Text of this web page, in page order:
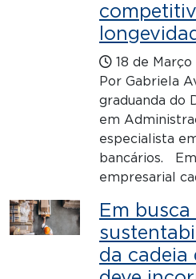
18 de
Por Gabriela
graduanda do
em
especialista
bancários.
empresarial
Em busca
da cadeia